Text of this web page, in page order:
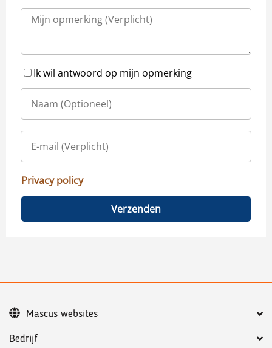
Ik wil antwoord op mijn opmerking
Privacy policy
Verzenden
Bedrijf
Mascus websites